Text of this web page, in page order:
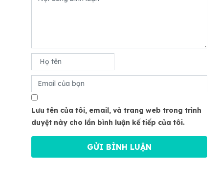
Lưu tên của tôi, email, và trang web trong trình
duyệt này cho lần bình luận kế tiếp của tôi.